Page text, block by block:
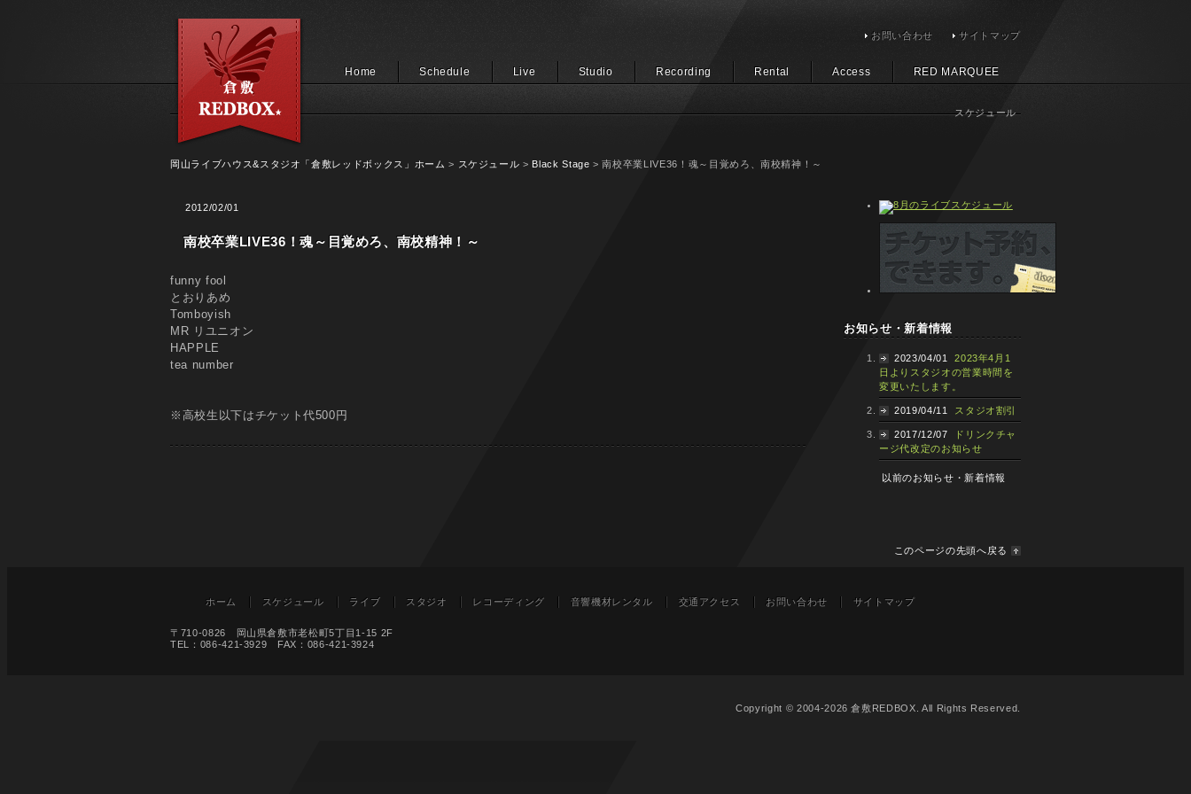
スケジュール
Home Schedule Live Studio Recording Rental Access RED MARQUEE
お問い合わせ サイトマップ
岡山ライブハウス&スタジオ「倉敷レッドボックス」ホーム > スケジュール > Black Stage > 南校卒業LIVE36！魂～目覚めろ、南校精神！～
2012/02/01
南校卒業LIVE36！魂～目覚めろ、南校精神！～
funny fool
とおりあめ
Tomboyish
MR リユニオン
HAPPLE
tea number
※高校生以下はチケット代500円
お知らせ・新着情報
2023/04/01
2023年4月1
日よりスタジオの営業時間を
変更いたします。
2019/04/11 スタジオ割引
2017/12/07
ドリンクチャ
ージ代改定のお知らせ
以前のお知らせ・新着情報
このページの先頭へ戻る
ホーム スケジュール ライブ スタジオ レコーディング 音響機材レンタル 交通アクセス お問い合わせ サイトマップ
〒710-0826 岡山県倉敷市老松町5丁目1-15 2F
TEL：086-421-3929 FAX：086-421-3924
Copyright © 2004-2026 倉敷REDBOX. All Rights Reserved.